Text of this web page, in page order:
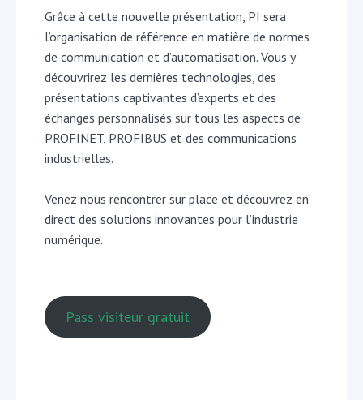
Grâce à cette nouvelle présentation, PI sera
l’organisation de référence en matière de normes
de communication et d’automatisation. Vous y
découvrirez les dernières technologies, des
présentations captivantes d’experts et des
échanges personnalisés sur tous les aspects de
PROFINET, PROFIBUS et des communications
industrielles.
Venez nous rencontrer sur place et découvrez en
direct des solutions innovantes pour l’industrie
numérique.
Pass visiteur gratuit